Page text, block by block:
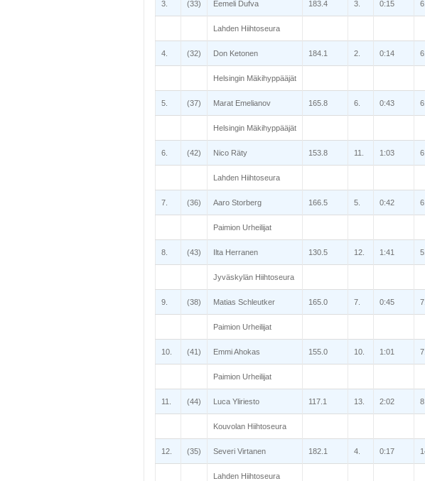
3. (33) Eemeli Dufva 183.4 3. 0:15
Lahden Hiihtoseura
4. (32) Don Ketonen 184.1 2. 0:14
Helsingin Mäkihyppääjät
5. (37) Marat Emelianov 165.8 6. 0:43
Helsingin Mäkihyppääjät
6. (42) Nico Räty 153.8 11. 1:03
Lahden Hiihtoseura
7. (36) Aaro Storberg 166.5 5. 0:42
Paimion Urheilijat
8. (43) Ilta Herranen 130.5 12. 1:41
Jyväskylän Hiihtoseura
9. (38) Matias Schleutker 165.0 7. 0:45
Paimion Urheilijat
10. (41) Emmi Ahokas 155.0 10. 1:01
Paimion Urheilijat
11. (44) Luca Yliriesto 117.1 13. 2:02
Kouvolan Hiihtoseura
12. (35) Severi Virtanen 182.1 4. 0:17
Lahden Hiihtoseura